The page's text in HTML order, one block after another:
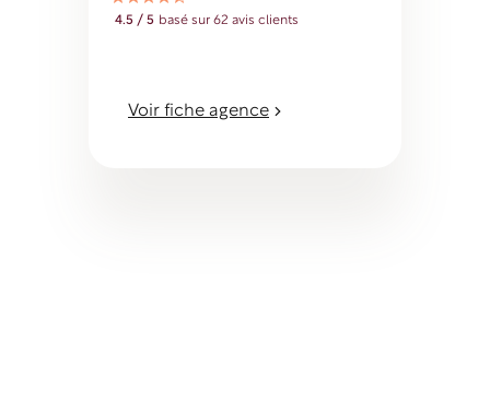
4.5 / 5 basé sur 62 avis clients
Voir fiche agence